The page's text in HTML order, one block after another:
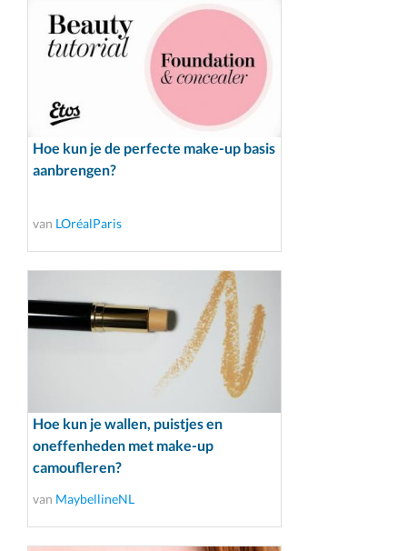
Hoe kun je de perfecte make-up basis
aanbrengen?
van LOréalParis
Hoe kun je wallen, puistjes en
oneffenheden met make-up
camoufleren?
van MaybellineNL